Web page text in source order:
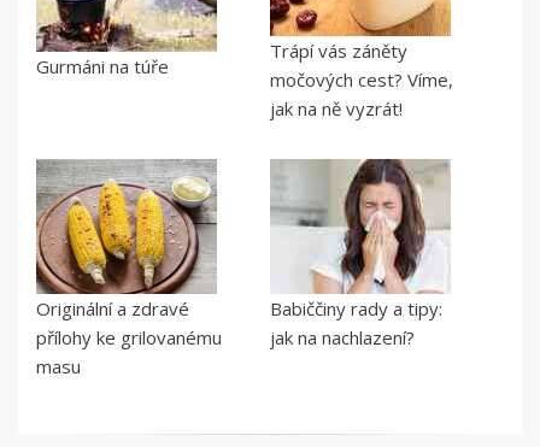
Gurmáni na túře
Trápí vás záněty
močových cest? Víme,
jak na ně vyzrát!
Originální a zdravé
přílohy ke grilovanému
masu
Babiččiny rady a tipy:
jak na nachlazení?